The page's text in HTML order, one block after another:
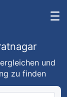
und
zu finden